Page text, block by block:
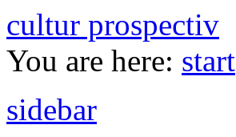
cultur prospectiv
You are here: start
sidebar